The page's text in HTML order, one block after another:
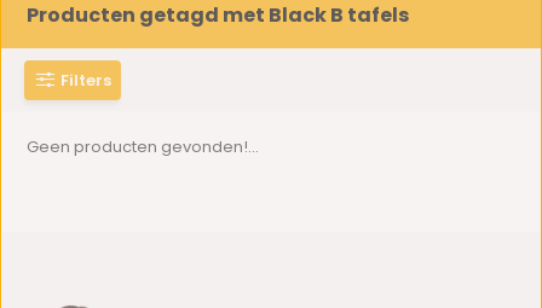
Producten getagd met Black B tafels
Filters
Geen producten gevonden!...